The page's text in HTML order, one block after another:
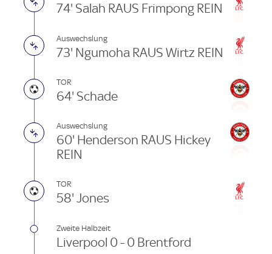
74' Salah RAUS Frimpong REIN
Auswechslung
73' Ngumoha RAUS Wirtz REIN
TOR
64' Schade
Auswechslung
60' Henderson RAUS Hickey
REIN
TOR
58' Jones
Zweite Halbzeit
Liverpool 0 - 0 Brentford